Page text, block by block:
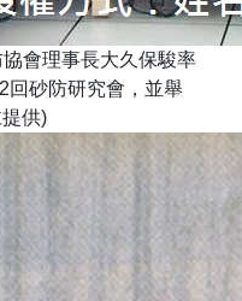
會理事長大久保駿率
回砂防研究會，並舉
供)